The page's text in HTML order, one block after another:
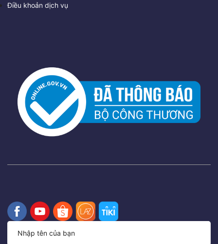
Điều khoản dịch vụ